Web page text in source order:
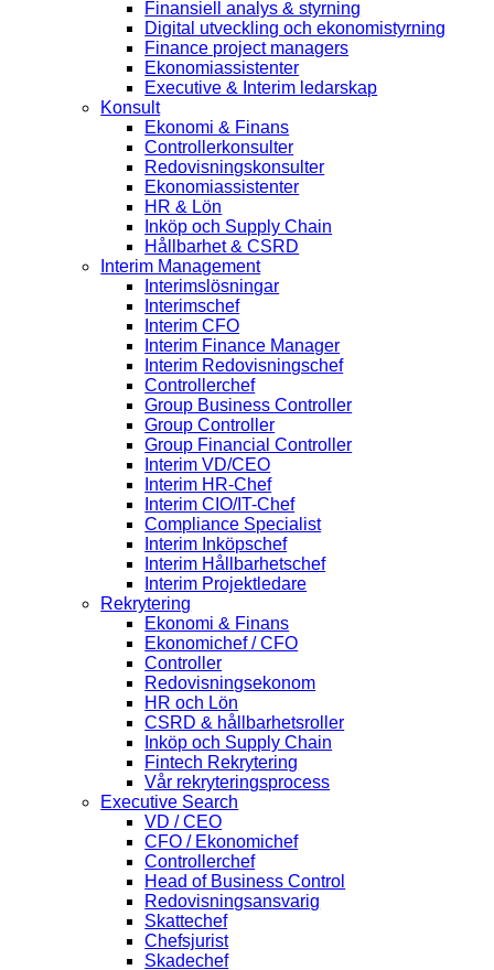
Finansiell analys & styrning
Digital utveckling och ekonomistyrning
Finance project managers
Ekonomiassistenter
Executive & Interim ledarskap
Konsult
Ekonomi & Finans
Controllerkonsulter
Redovisningskonsulter
Ekonomiassistenter
HR & Lön
Inköp och Supply Chain
Hållbarhet & CSRD
Interim Management
Interimslösningar
Interimschef
Interim CFO
Interim Finance Manager
Interim Redovisningschef
Controllerchef
Group Business Controller
Group Controller
Group Financial Controller
Interim VD/CEO
Interim HR-Chef
Interim CIO/IT-Chef
Compliance Specialist
Interim Inköpschef
Interim Hållbarhetschef
Interim Projektledare
Rekrytering
Ekonomi & Finans
Ekonomichef / CFO
Controller
Redovisningsekonom
HR och Lön
CSRD & hållbarhetsroller
Inköp och Supply Chain
Fintech Rekrytering
Vår rekryteringsprocess
Executive Search
VD / CEO
CFO / Ekonomichef
Controllerchef
Head of Business Control
Redovisningsansvarig
Skattechef
Chefsjurist
Skadechef